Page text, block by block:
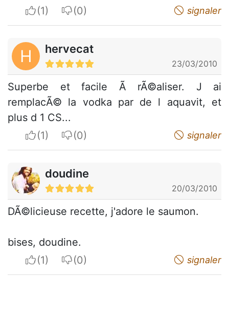
I apreciateI do not appreciate signaler
H hervecat
23/03/2010
Superbe et facile Ã rÃ©aliser. J ai
remplacÃ© la vodka par de l aquavit, et
plus d 1 CS...
I apreciateI do not appreciate signaler
doudine
20/03/2010
DÃ©licieuse recette, j'adore le saumon.
bises, doudine.
I apreciateI do not appreciate signaler